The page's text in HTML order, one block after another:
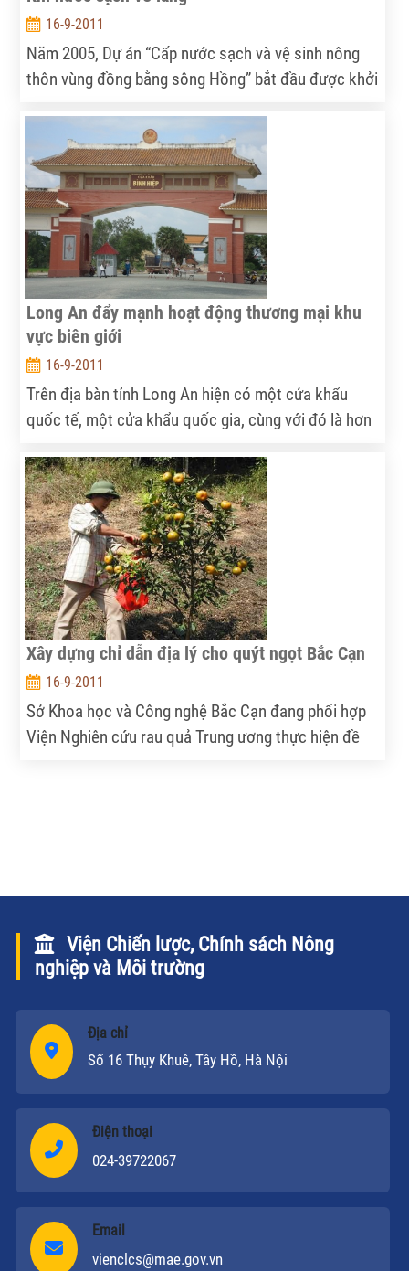
16-9-2011
Năm 2005, Dự án “Cấp nước sạch và vệ sinh nông
thôn vùng đồng bằng sông Hồng” bắt đầu được khởi
Ninh Bình, và theo kế hoạch thì sẽ kết thúc vào năm
2013 (các tỉnh còn lại sẽ bắt đầu từ năm 2012 và kết
thúc vào năm 2018).
Long An đẩy mạnh hoạt động thương mại khu
vực biên giới
16-9-2011
Trên địa bàn tỉnh Long An hiện có một cửa khẩu
quốc tế, một cửa khẩu quốc gia, cùng với đó là hơn
nhân dân hai bên biên giới Việt Nam và Campuchia
thường xuyên qua lại, giao lưu trao đổi mua bán, góp
phần thúc đẩy kinh tế phát triển giữa các địa
phương với nhau.
Xây dựng chỉ dẫn địa lý cho quýt ngọt Bắc Cạn
16-9-2011
Sở Khoa học và Công nghệ Bắc Cạn đang phối hợp
Viện Nghiên cứu rau quả Trung ương thực hiện đề
Viện Chiến lược, Chính sách Nông
nghiệp và Môi trường
Địa chỉ
Số 16 Thụy Khuê, Tây Hồ, Hà Nội
Điện thoại
024-39722067
Email
vienclcs@mae.gov.vn